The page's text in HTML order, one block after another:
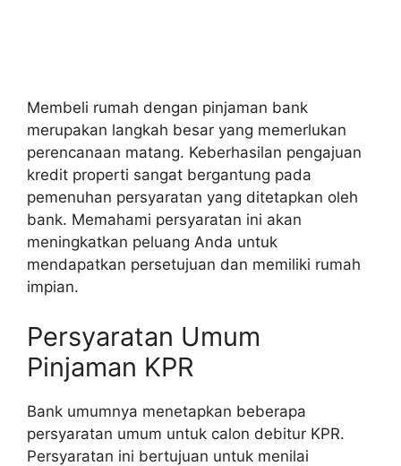
Membeli rumah dengan pinjaman bank
merupakan langkah besar yang memerlukan
perencanaan matang. Keberhasilan pengajuan
kredit properti sangat bergantung pada
pemenuhan persyaratan yang ditetapkan oleh
bank. Memahami persyaratan ini akan
meningkatkan peluang Anda untuk
mendapatkan persetujuan dan memiliki rumah
impian.
Persyaratan Umum
Pinjaman KPR
Bank umumnya menetapkan beberapa
persyaratan umum untuk calon debitur KPR.
Persyaratan ini bertujuan untuk menilai